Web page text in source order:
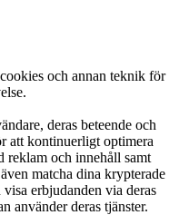
och annan teknik för
deras beteende och
att kontinuerligt optimera
reklam och innehåll samt
matcha dina krypterade
erbjudanden via deras
använder deras tjänster.